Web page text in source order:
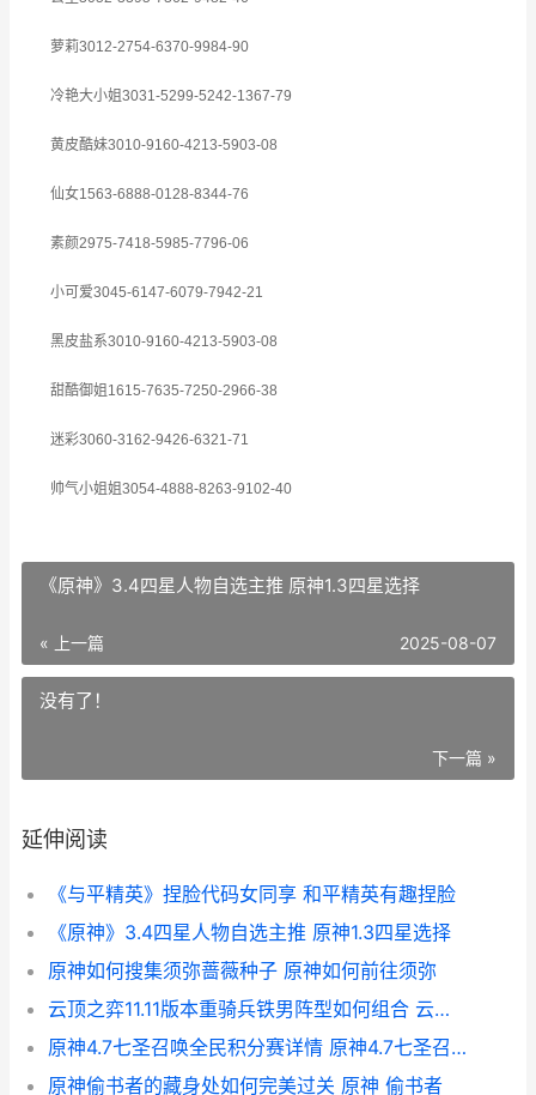
萝莉3012-2754-6370-9984-90
冷艳大小姐3031-5299-5242-1367-79
黄皮酷妹3010-9160-4213-5903-08
仙女1563-6888-0128-8344-76
素颜2975-7418-5985-7796-06
小可爱3045-6147-6079-7942-21
黑皮盐系3010-9160-4213-5903-08
甜酷御姐1615-7635-7250-2966-38
迷彩3060-3162-9426-6321-71
帅气小姐姐3054-4888-8263-9102-40
《原神》3.4四星人物自选主推 原神1.3四星选择
« 上一篇 2025-08-07
没有了！
下一篇 »
延伸阅读
《与平精英》捏脸代码女同享 和平精英有趣捏脸
《原神》3.4四星人物自选主推 原神1.3四星选择
原神如何搜集须弥蔷薇种子 原神如何前往须弥
云顶之弈11.11版本重骑兵铁男阵型如何组合 云顶之奕新版本11.2
原神4.7七圣召唤全民积分赛详情 原神4.7七圣召唤真
原神偷书者的藏身处如何完美过关 原神 偷书者